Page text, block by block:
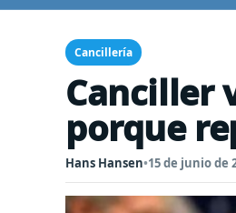
Cancillería
Canciller
porque
Hans Hansen•15 de junio de